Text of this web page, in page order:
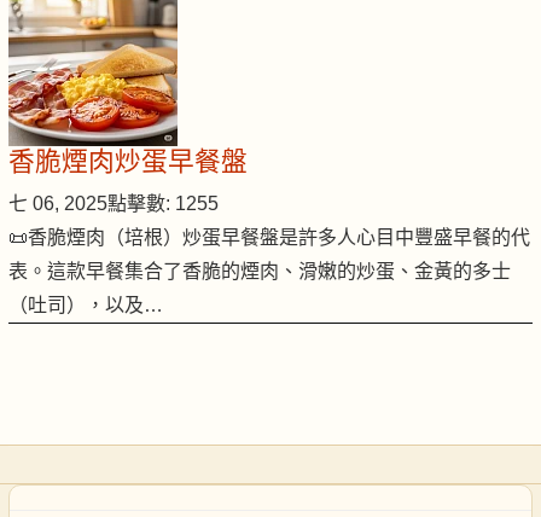
香脆煙肉炒蛋早餐盤
七 06, 2025點擊數: 1255
📜香脆煙肉（培根）炒蛋早餐盤是許多人心目中豐盛早餐的代
表。這款早餐集合了香脆的煙肉、滑嫩的炒蛋、金黃的多士
（吐司），以及…